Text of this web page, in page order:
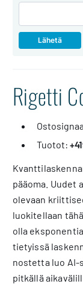
Rigetti
Tuotot:
pääoma.
olevaan
luokitellaan
olla
tietyissä
nostetta luo AI-
pitkällä